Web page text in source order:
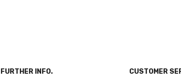
FURTHER INFO. CUSTOMER